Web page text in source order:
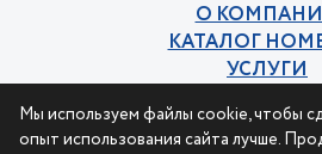
Мы используем файлы cookie, чтобы
опыт использования сайта лучше.
О
КАТАЛОГ
УСЛУГИ
Политика